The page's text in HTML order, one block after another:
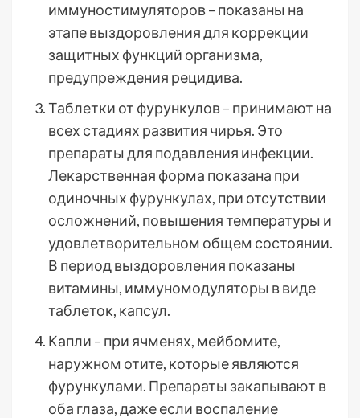
иммуностимуляторов – показаны на
этапе выздоровления для коррекции
защитных функций организма,
предупреждения рецидива.
Таблетки от фурункулов – принимают на
всех стадиях развития чирья. Это
препараты для подавления инфекции.
Лекарственная форма показана при
одиночных фурункулах, при отсутствии
осложнений, повышения температуры и
удовлетворительном общем состоянии.
В период выздоровления показаны
витамины, иммуномодуляторы в виде
таблеток, капсул.
Капли – при ячменях, мейбомите,
наружном отите, которые являются
фурункулами. Препараты закапывают в
оба глаза, даже если воспаление